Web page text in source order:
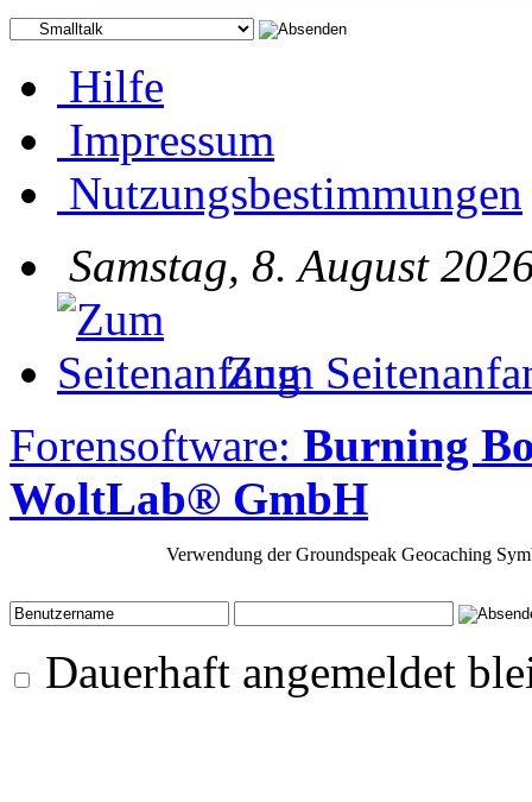
Hilfe
Impressum
Nutzungsbestimmungen
Samstag, 8. August
Zum
Forensoftware: Burning
WoltLab® GmbH
Verwendung der Groundspeak Geocaching
Dauerhaft angemeldet